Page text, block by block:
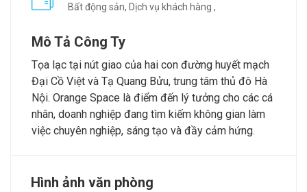
Bất động sản, Dịch vụ khách hàng ,
Mô Tả Công Ty
Tọa lạc tại nút giao của hai con đường huyết mạch
Đại Cồ Việt và Tạ Quang Bửu, trung tâm thủ đô Hà
Nội. Orange Space là điểm đến lý tưởng cho các cá
nhân, doanh nghiệp đang tìm kiếm không gian làm
việc chuyên nghiệp, sáng tạo và đầy cảm hứng.
Hình ảnh văn phòng